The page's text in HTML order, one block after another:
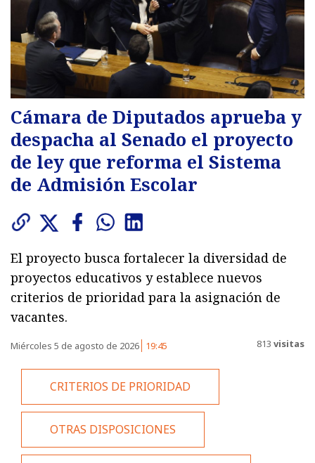
Cámara de Diputados aprueba y
despacha al Senado el proyecto
de ley que reforma el Sistema
de Admisión Escolar
El proyecto busca fortalecer la diversidad de
proyectos educativos y establece nuevos
criterios de prioridad para la asignación de
vacantes.
Miércoles 5 de agosto de 2026 19:45 813 visitas
CRITERIOS DE PRIORIDAD
OTRAS DISPOSICIONES